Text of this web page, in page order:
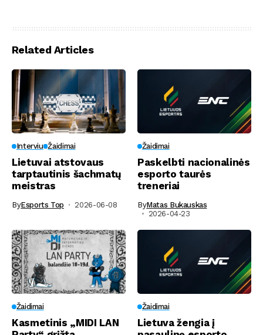
Related Articles
Interviu Žaidimai
Lietuvai atstovaus
tarptautinis šachmatų
meistras
ByEsports Top 2026-06-08
Žaidimai
Paskelbti nacionalinės
esporto taurės
treneriai
ByMatas Bukauskas
2026-04-23
Žaidimai
Kasmetinis „MIDI LAN
Žaidimai
Lietuva žengia į